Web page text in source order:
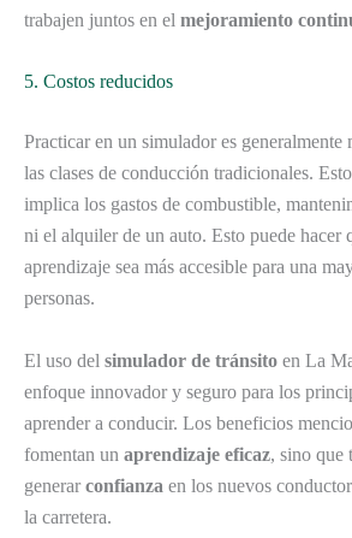
trabajen juntos en el mejoramiento
5. Costos reducidos
Practicar en un simulador es generalmente
las clases de conducción tradicionales.
implica los gastos de combustible,
ni el alquiler de un auto. Esto puede hacer
aprendizaje sea más accesible para una
personas.
El uso del simulador de tránsito en La
enfoque innovador y seguro para los
aprender a conducir. Los beneficios
fomentan un aprendizaje eficaz, sino que
generar confianza en los nuevos
la carretera.